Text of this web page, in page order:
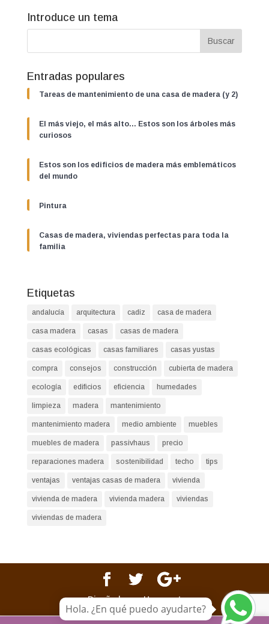
Introduce un tema
Entradas populares
Tareas de mantenimiento de una casa de madera (y 2)
El más viejo, el más alto… Estos son los árboles más
curiosos
Estos son los edificios de madera más emblemáticos
del mundo
Pintura
Casas de madera, viviendas perfectas para toda la
familia
Etiquetas
andalucía arquitectura cadiz casa de madera
casa madera casas casas de madera
casas ecológicas casas familiares casas yustas
compra consejos construcción cubierta de madera
ecología edificios eficiencia humedades
limpieza madera mantenimiento
mantenimiento madera medio ambiente muebles
muebles de madera passivhaus precio
reparaciones madera sostenibilidad techo tips
ventajas ventajas casas de madera vivienda
vivienda de madera vivienda madera viviendas
viviendas de madera
Diseñado por Happynet
Hola. ¿En qué puedo ayudarte?